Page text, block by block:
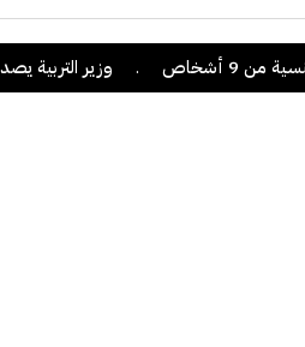
. وزير التربية يصدر قراراً بإلغاء